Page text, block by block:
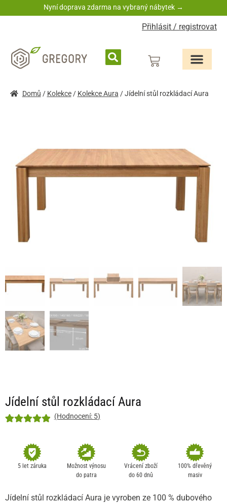
Nyní doprava zdarma na vybraný nábytek →
Přihlásit / registrovat
Domů / Kolekce/ Kolekce Aura / Jídelní stůl rozkládací Aura
Jídelní stůl rozkládací Aura
z 5 na
základě
hodnocení
(Hodnocení: 5)
5 let záruka
Možnost výnosu
do patra
Vrácení zboží
do 60 dnů
100% dřevěný
masiv
Jídelní stůl rozkládací Aura je vyroben ze 100 % dubového